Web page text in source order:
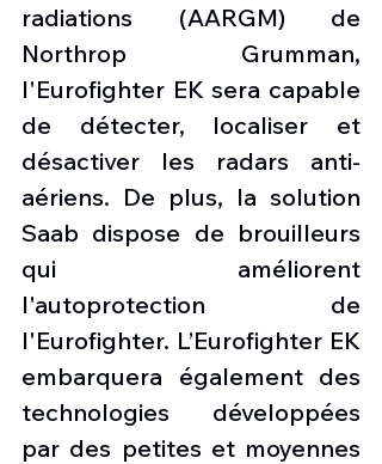
radiations (AARGM) de
Northrop Grumman,
l'Eurofighter EK sera capable
de détecter, localiser et
désactiver les radars anti-
aériens. De plus, la solution
Saab dispose de brouilleurs
qui améliorent
l'autoprotection de
l'Eurofighter. L’Eurofighter EK
embarquera également des
technologies développées
par des petites et moyennes